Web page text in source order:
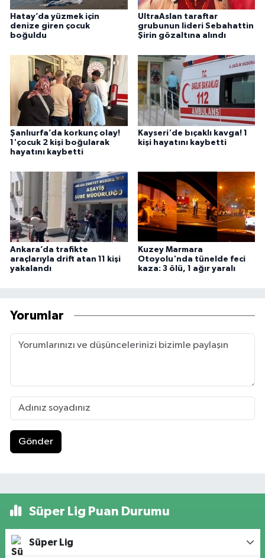
Hatay’da yüzmek için
denize giren çocuk
boğuldu
UltraAslan taraftar
grubunun lideri Sebahattin
Şirin gözaltına alındı
Şanlıurfa’da korkunç olay!
1'çocuk 2 kişi boğularak
hayatını kaybetti
Kayseri'de bıçaklı kavga! 1
kişi hayatını kaybetti
Ankara’da trafikte
araçlarıyla drift atan 11 kişi
yakalandı
Kuzey Marmara
Otoyolu'nda tünelde feci
kaza: 3 ölü, 1 ağır yaralı
Yorumlar
Gönder
Süper Lig Puan Durumu
Süper Lig